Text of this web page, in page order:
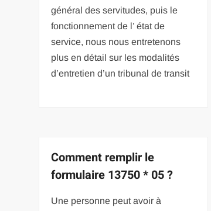
général des servitudes, puis le
fonctionnement de l’ état de
service, nous nous entretenons
plus en détail sur les modalités
d’entretien d’un tribunal de transit
Comment remplir le
formulaire 13750 * 05 ?
Une personne peut avoir à